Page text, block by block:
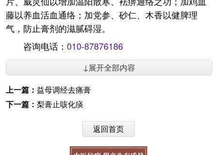
藤以养血活血通络；加党参、砂仁、木香以健脾理
气，防止膏剂的滋腻碍湿。
咨询电话： 010-87876186
↓展开全部内容
上一篇： 益母调经去痛膏
下一篇： 梨膏止咳化痰
返回首页